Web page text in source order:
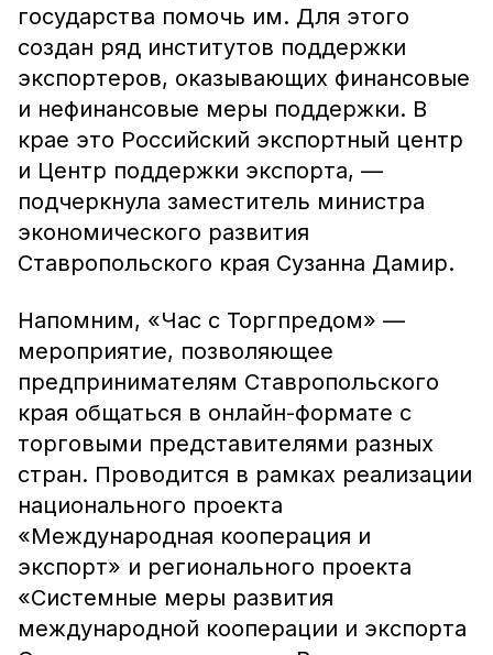
государства помочь им. Для этого
создан ряд институтов поддержки
экспортеров, оказывающих финансовые
и нефинансовые меры поддержки. В
крае это Российский экспортный центр
и Центр поддержки экспорта, —
подчеркнула заместитель министра
экономического развития
Ставропольского края Сузанна Дамир.
Напомним, «Час с Торгпредом» —
мероприятие, позволяющее
предпринимателям Ставропольского
края общаться в онлайн-формате с
торговыми представителями разных
стран. Проводится в рамках реализации
национального проекта
«Международная кооперация и
экспорт» и регионального проекта
«Системные меры развития
международной кооперации и экспорта